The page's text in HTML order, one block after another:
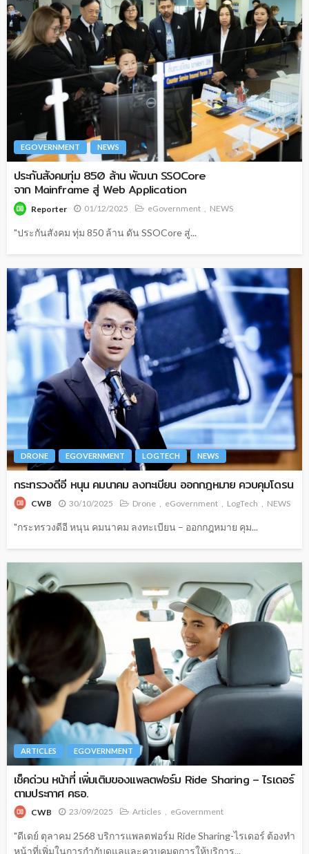
EGOVERNMENT NEWS
ประกันสังคมทุ่ม 850 ล้าน พัฒนา SSOCore
จาก Mainframe สู่ Web Application
Reporter 01/12/2025 eGovernment NEWS
"ประกันสังคม ทุ่ม 850 ล้าน ดัน SSOCore สู่...
DRONE EGOVERNMENT LOGTECH NEWS
กระทรวงดีอี หนุน คมนาคม ลงทะเบียน ออกกฎหมาย ควบคุมโดรน
CWB 30/10/2025 Drone eGovernment LogTech NEWS
"กระทรวงดีอี หนุน คมนาคม ลงทะเบียน – ออกกฎหมาย คุม...
ARTICLES EGOVERNMENT
เช็คด่วน หน้าที่ เพิ่มเติมของแพลตฟอร์ม Ride Sharing – ไรเดอร์
ตามประกาศ คธอ.
CWB 23/09/2025 Articles eGovernment
"ดีเดย์ ตุลาคม 2568 บริการแพลตฟอร์ม Ride Sharing-ไรเดอร์ ต้องทำ
หน้าที่เพิ่มในการกำกับดูแลและควบคุมดูการให้บริการ...